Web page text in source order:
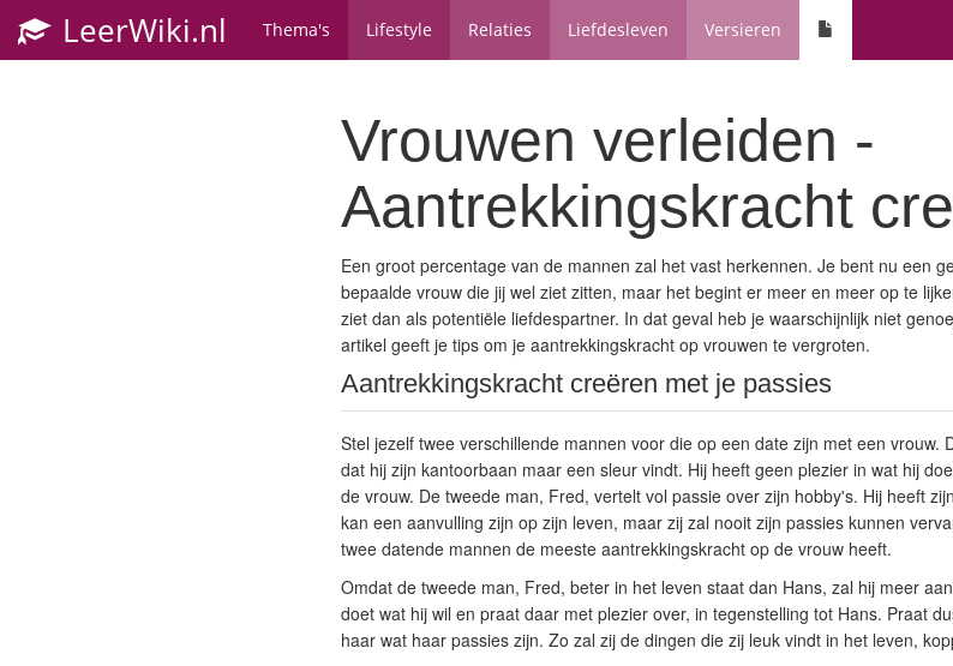
LeerWiki.nl Thema's Lifestyle Relaties Liefdesleven Versieren
Vrouwen verleiden -
Aantrekkingskracht
Een groot percentage van de mannen zal het vast herkennen. Je bent nu een
bepaalde vrouw die jij wel ziet zitten, maar het begint er meer en meer op te
ziet dan als potentiële liefdespartner. In dat geval heb je waarschijnlijk niet
artikel geeft je tips om je aantrekkingskracht op vrouwen te vergroten.
Aantrekkingskracht creëren met je passies
Stel jezelf twee verschillende mannen voor die op een date zijn met een vrouw.
dat hij zijn kantoorbaan maar een sleur vindt. Hij heeft geen plezier in wat hij
de vrouw. De tweede man, Fred, vertelt vol passie over zijn hobby's. Hij heeft
kan een aanvulling zijn op zijn leven, maar zij zal nooit zijn passies kunnen
twee datende mannen de meeste aantrekkingskracht op de vrouw heeft.
Omdat de tweede man, Fred, beter in het leven staat dan Hans, zal hij meer
doet wat hij wil en praat daar met plezier over, in tegenstelling tot Hans. Praat
haar wat haar passies zijn. Zo zal zij de dingen die zij leuk vindt in het leven,